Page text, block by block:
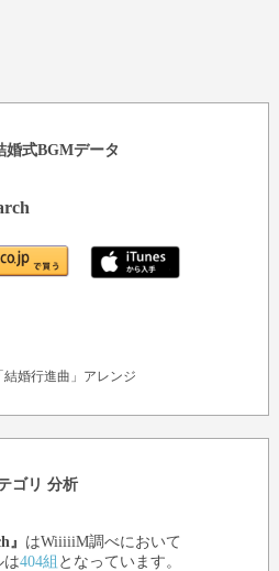
婚式BGMデータ
結婚行進曲」 アレンジ
ゴリ 分析
はWiiiiiM調べにおいて
は404組 となっています。